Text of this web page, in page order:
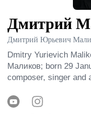
Дмитрий
Дмитрий Юрьевич
Dmitry Yurievich
Маликов; born 29
composer, singer and